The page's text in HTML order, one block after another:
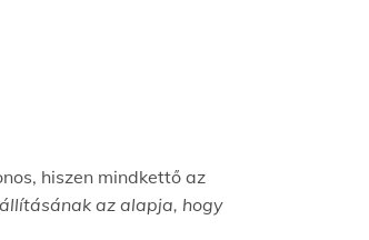
hiszen mindkettő az
az alapja, hogy